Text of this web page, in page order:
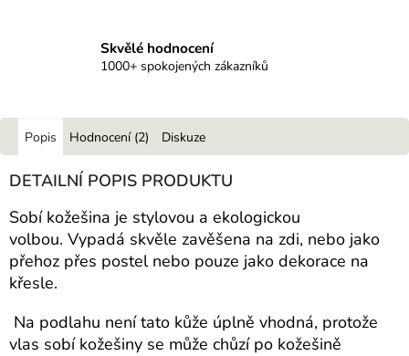
Skvělé hodnocení
1000+ spokojených zákazníků
Popis Hodnocení (2) Diskuze
DETAILNÍ POPIS PRODUKTU
Sobí kožešina je stylovou a ekologickou
volbou. Vypadá skvěle zavěšena na zdi, nebo jako
přehoz přes postel nebo pouze jako dekorace na
křesle.
Na podlahu není tato kůže úplně vhodná, protože
vlas sobí kožešiny se může chůzí po kožešině